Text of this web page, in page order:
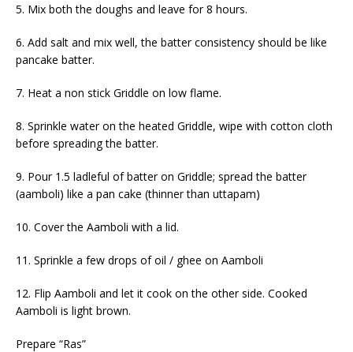
5. Mix both the doughs and leave for 8 hours.
6. Add salt and mix well, the batter consistency should be like
pancake batter.
7. Heat a non stick Griddle on low flame.
8. Sprinkle water on the heated Griddle, wipe with cotton cloth
before spreading the batter.
9. Pour 1.5 ladleful of batter on Griddle; spread the batter
(aamboli) like a pan cake (thinner than uttapam)
10. Cover the Aamboli with a lid.
11. Sprinkle a few drops of oil / ghee on Aamboli
12. Flip Aamboli and let it cook on the other side. Cooked
Aamboli is light brown.
Prepare “Ras”